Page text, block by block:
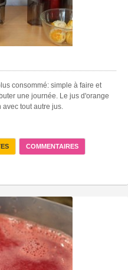
consommé: simple à faire et
une journée. Le jus d'orange
tout autre jus.
COMMENTAIRES